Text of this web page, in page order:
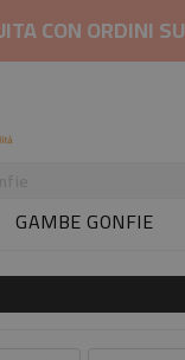
CON ORDINI
GAMBE GONFIE